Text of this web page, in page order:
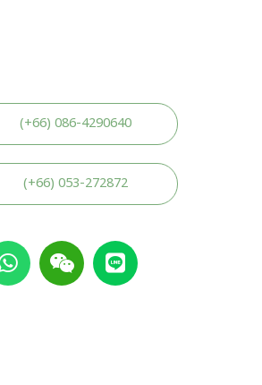
(+66) 086-4290640
(+66) 053-272872
W
h
a
W
e
i
L
i
n